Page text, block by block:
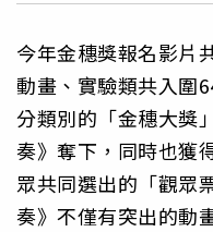
今年金穗獎報名影片
動畫、實驗類共入圍
分類別的「金穗大獎
奏》奪下，同時也獲
眾共同選出的「觀眾
奏》不僅有突出的動